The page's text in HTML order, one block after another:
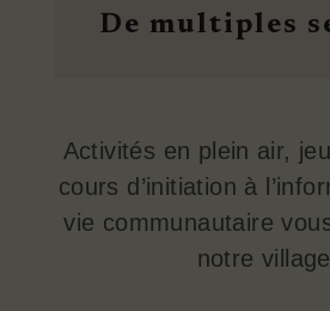
De multiples
Activités en plein air,
cours d’initiation à
vie communautaire
notre